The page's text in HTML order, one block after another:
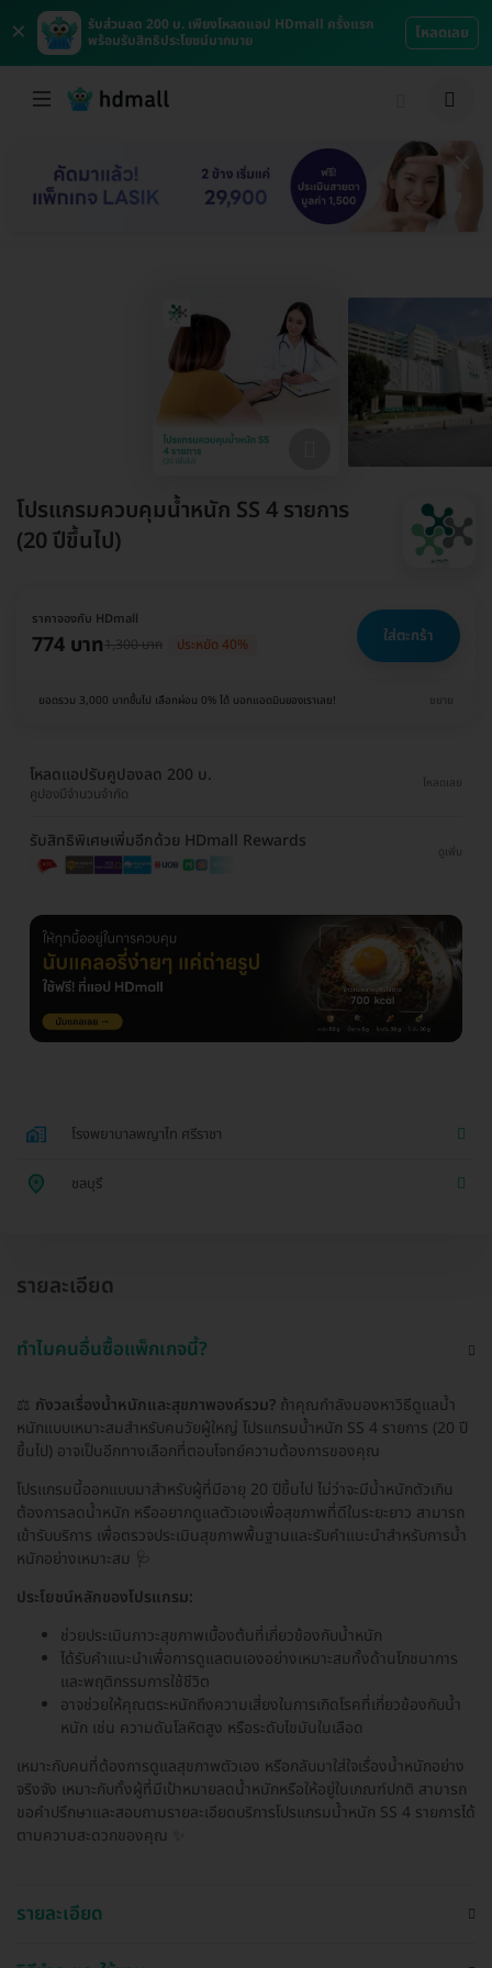
×
รับส่วนลด 200 บ. เพียงโหลดแอป HDmall ครั้งแรก
พร้อมรับสิทธิประโยชน์มากมาย
โหลดเลย
โปรแกรมควบคุมน้ำหนัก SS 4 รายการ
(20 ปีขึ้นไป)
ราคาจองกับ HDmall
774 บาท1,300 บาท ประหยัด 40% ใส่ตะกร้า
ยอดรวม 3,000 บาทขึ้นไป เลือกผ่อน 0% ได้ บอกแอดมินของเราเลย! ขยาย
โหลดแอปรับคูปองลด 200 บ.
คูปองมีจำนวนจำกัด
โหลดเลย
รับสิทธิพิเศษเพิ่มอีกด้วย HDmall Rewards
ดูเพิ่ม
โรงพยาบาลพญาไท ศรีราชา
ชลบุรี
รายละเอียด
ทำไมคนอื่นซื้อแพ็กเกจนี้?
⚖️ กังวลเรื่องน้ำหนักและสุขภาพองค์รวม? ถ้าคุณกำลังมองหาวิธีดูแลน้ำ
หนักแบบเหมาะสมสำหรับคนวัยผู้ใหญ่ โปรแกรมน้ำหนัก SS 4 รายการ (20 ปี
ขึ้นไป) อาจเป็นอีกทางเลือกที่ตอบโจทย์ความต้องการของคุณ
โปรแกรมนี้ออกแบบมาสำหรับผู้ที่มีอายุ 20 ปีขึ้นไป ไม่ว่าจะมีน้ำหนักตัวเกิน
ต้องการลดน้ำหนัก หรืออยากดูแลตัวเองเพื่อสุขภาพที่ดีในระยะยาว สามารถ
เข้ารับบริการ เพื่อตรวจประเมินสุขภาพพื้นฐานและรับคำแนะนำสำหรับการน้ำ
หนักอย่างเหมาะสม 🩺
ประโยชน์หลักของโปรแกรม:
ช่วยประเมินภาวะสุขภาพเบื้องต้นที่เกี่ยวข้องกับน้ำหนัก
ได้รับคำแนะนำเพื่อการดูแลตนเองอย่างเหมาะสมทั้งด้านโภชนาการ
และพฤติกรรมการใช้ชีวิต
อาจช่วยให้คุณตระหนักถึงความเสี่ยงในการเกิดโรคที่เกี่ยวข้องกับน้ำ
หนัก เช่น ความดันโลหิตสูง หรือระดับไขมันในเลือด
เหมาะกับคนที่ต้องการดูแลสุขภาพตัวเอง หรือกลับมาใส่ใจเรื่องน้ำหนักอย่าง
จริงจัง เหมาะกับทั้งผู้ที่มีเป้าหมายลดน้ำหนักหรือให้อยู่ในเกณฑ์ปกติ สามารถ
ขอคำปรึกษาและสอบถามรายละเอียดบริการโปรแกรมน้ำหนัก SS 4 รายการได้
ตามความสะดวกของคุณ ✨
รายละเอียด